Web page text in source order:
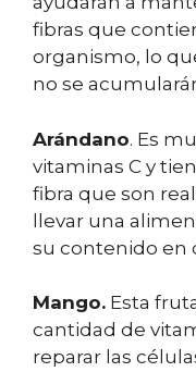
fibras que
organismo, lo
no se
Arándano. Es
vitaminas C y
fibra que son
llevar una
su contenido en
Mango. Esta
cantidad de
reparar las